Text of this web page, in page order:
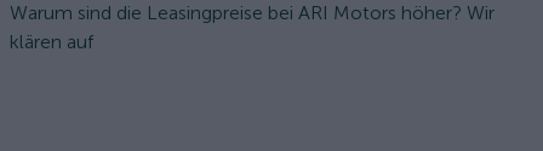
Warum sind die Leasingpreise bei ARI Motors höher? Wir
klären auf